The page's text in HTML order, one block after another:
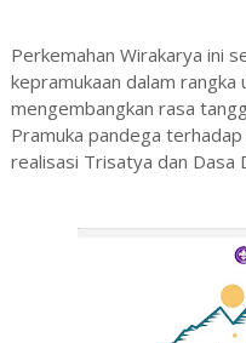
Perkemahan Wirakarya ini
kepramukaan dalam rangka
mengembangkan rasa
Pramuka pandega
realisasi Trisatya dan Dasa